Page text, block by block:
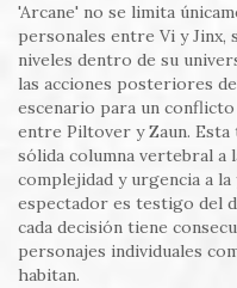
'Arcane' no se limita
personales entre Vi y Jinx,
niveles dentro de su
las acciones posteriores
escenario para un
entre Piltover y Zaun.
sólida columna vertebral a
complejidad y urgencia a
espectador es testigo del
cada decisión tiene
personajes individuales
habitan.